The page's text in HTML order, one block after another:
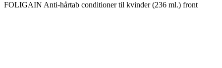
FOLIGAIN Anti-hårtab conditioner til kvinder (236 ml.) front